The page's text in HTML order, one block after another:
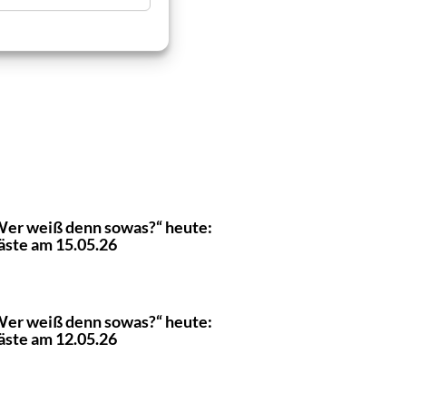
weiß denn sowas?“ heute:
am 15.05.26
weiß denn sowas?“ heute:
am 12.05.26